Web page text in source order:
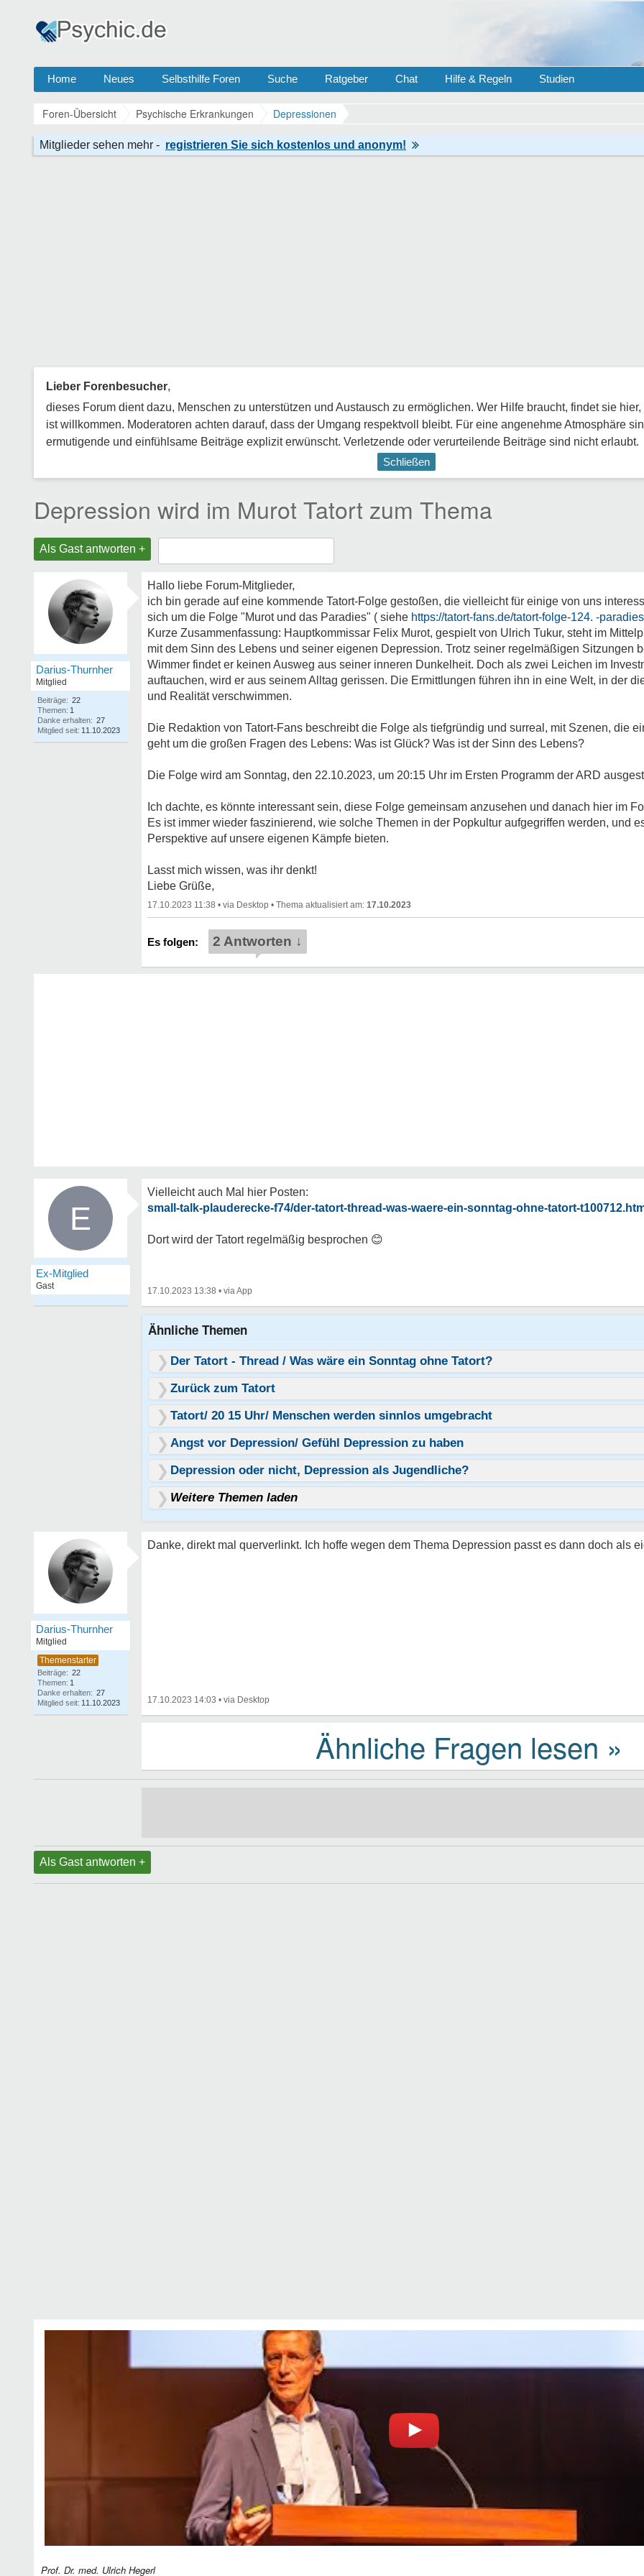
Home Neues Selbsthilfe Foren Suche Ratgeber Chat Hilfe & Regeln Studien
Foren-Übersicht Psychische Erkrankungen Depressionen
Lieber Forenbesucher,
dieses Forum dient dazu, Menschen zu unterstützen und Austausch zu ermöglichen. Wer Hilfe braucht, findet sie
ist willkommen. Moderatoren achten darauf, dass der Umgang respektvoll bleibt. Für eine angenehme Atmosphäre
ermutigende und einfühlsame Beiträge explizit erwünscht. Verletzende oder verurteilende Beiträge sind nicht erlaubt.
Schließen
Depression wird im Murot Tatort zum Thema
Als Gast antworten +
Darius-Thurnher
Mitglied
Beiträge: 22
Themen: 1
Danke erhalten: 27
Mitglied seit: 11.10.2023
Hallo liebe Forum-Mitglieder,
ich bin gerade auf eine kommende Tatort-Folge gestoßen, die vielleicht für einige von uns
sich um die Folge "Murot und das Paradies" ( siehe https://tatort-fans.de/tatort-folge-124. -
Kurze Zusammenfassung: Hauptkommissar Felix Murot, gespielt von Ulrich Tukur, steht im
mit dem Sinn des Lebens und seiner eigenen Depression. Trotz seiner regelmäßigen Sitzungen
Wimmer findet er keinen Ausweg aus seiner inneren Dunkelheit. Doch als zwei Leichen im
auftauchen, wird er aus seinem Alltag gerissen. Die Ermittlungen führen ihn in eine Welt, in der
und Realität verschwimmen.
Die Redaktion von Tatort-Fans beschreibt die Folge als tiefgründig und surreal, mit Szenen, die
geht um die großen Fragen des Lebens: Was ist Glück? Was ist der Sinn des Lebens?
Die Folge wird am Sonntag, den 22.10.2023, um 20:15 Uhr im Ersten Programm der ARD
Ich dachte, es könnte interessant sein, diese Folge gemeinsam anzusehen und danach hier im
Es ist immer wieder faszinierend, wie solche Themen in der Popkultur aufgegriffen werden, und
Perspektive auf unsere eigenen Kämpfe bieten.
Lasst mich wissen, was ihr denkt!
Liebe Grüße,
17.10.2023 11:38 • • 17.10.2023
2 Antworten ↓
E
Ex-Mitglied
Gast
Vielleicht auch Mal hier Posten:
small-talk-plauderecke-f74/der-tatort-thread-was-waere-ein-sonntag-ohne-tatort-
Dort wird der Tatort regelmäßig besprochen 😊
17.10.2023 13:38 •
Ähnliche Themen
Der Tatort - Thread / Was wäre ein Sonntag ohne Tatort?
Zurück zum Tatort
Tatort/ 20 15 Uhr/ Menschen werden sinnlos umgebracht
Angst vor Depression/ Gefühl Depression zu haben
Depression oder nicht, Depression als Jugendliche?
Weitere Themen laden
Darius-Thurnher
Mitglied
Beiträge: 22
Themen: 1
Danke erhalten: 27
Mitglied seit: 11.10.2023
Danke, direkt mal querverlinkt. Ich hoffe wegen dem Thema Depression passt es dann doch als
17.10.2023 14:03 •
Als Gast antworten +
Prof. Dr. med. Ulrich Hegerl